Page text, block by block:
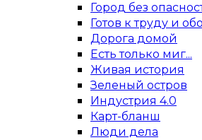
Город без
Готов к труду и
Дорога домой
Есть только миг...
Живая история
Зеленый остров
Индустрия 4.0
Карт-бланш
Люди дела